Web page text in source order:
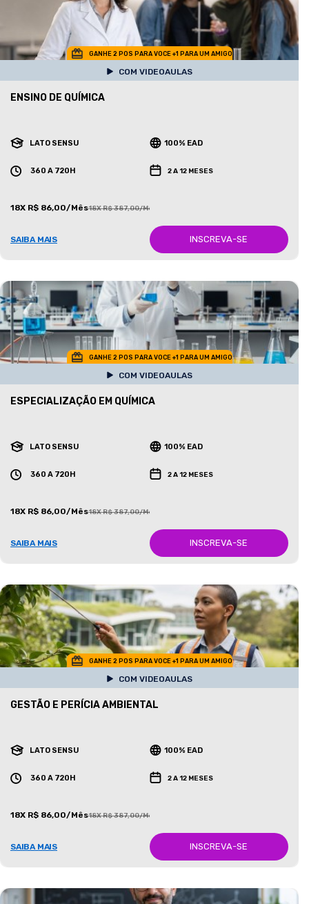
GANHE 2 POS PARA VOCE +1 PARA UM AMIGO
COM VIDEOAULAS
ENSINO DE QUÍMICA
LATO SENSU 100% EAD
360 A 720H 2 A 12 MESES
18X R$ 86,00/Mês18X R$ 387,00/Mês
SAIBA MAIS INSCREVA-SE
GANHE 2 POS PARA VOCE +1 PARA UM AMIGO
COM VIDEOAULAS
ESPECIALIZAÇÃO EM QUÍMICA
LATO SENSU 100% EAD
360 A 720H 2 A 12 MESES
18X R$ 86,00/Mês18X R$ 387,00/Mês
SAIBA MAIS INSCREVA-SE
GANHE 2 POS PARA VOCE +1 PARA UM AMIGO
COM VIDEOAULAS
GESTÃO E PERÍCIA AMBIENTAL
LATO SENSU 100% EAD
360 A 720H 2 A 12 MESES
18X R$ 86,00/Mês18X R$ 387,00/Mês
SAIBA MAIS INSCREVA-SE